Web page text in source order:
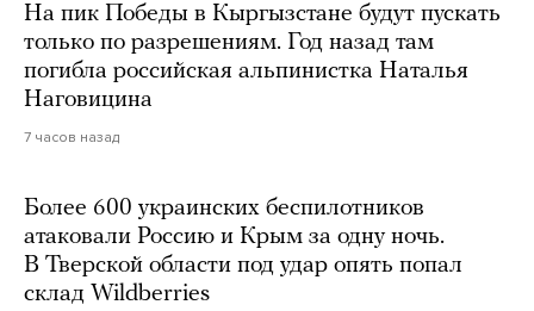
На пик Победы в Кыргызстане будут пускать
только по разрешениям. Год назад там
погибла российская альпинистка Наталья
Наговицина
7 часов назад
Более 600 украинских беспилотников
атаковали Россию и Крым за одну ночь.
В Тверской области под удар опять попал
склад Wildberries